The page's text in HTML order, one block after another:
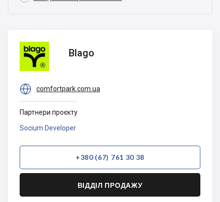
Blago
Blago
 comfortpark.com.ua
+380 (67) 761 30 38
ВІДДІЛ ПРОДАЖУ
Партнери проєкту
Socium Developer